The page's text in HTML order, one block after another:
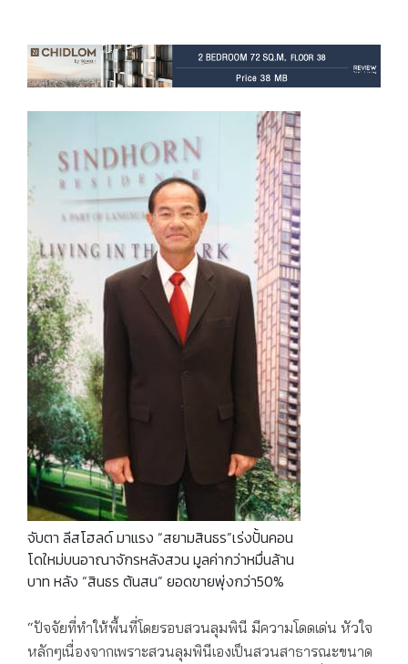
จับตา ลีสโฮลด์ มาแรง “สยามสินธร”เร่งปั้นคอน
โดใหม่บนอาณาจักรหลังสวน มูลค่ากว่าหมื่นล้าน
บาท หลัง “สินธร ต้นสน” ยอดขายพุ่งกว่า50%
“ปัจจัยที่ทำให้พื้นที่โดยรอบสวนลุมพินี มีความโดดเด่น หัวใจ
หลักๆเนื่องจากเพราะสวนลุมพินีเองเป็นสวนสาธารณะขนาด